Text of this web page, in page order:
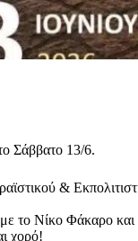
Σάββατο 13/6.
&
το Νίκο Φάκαρο
χορό!